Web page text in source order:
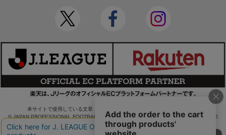
本サイトで使用している文章・画像等の無断での複製・転載を禁止します。
© JAPAN PROFESSIONAL FOOTBALL LEAGUE Rakuten Group, Inc. ALL RIGHTS RE
SERVED.